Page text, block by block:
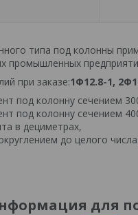
типа под колонны
промышленных
при заказе:1Ф12.8-1,
под колонну сечением
под колонну сечением
в дециметрах,
до целого
для